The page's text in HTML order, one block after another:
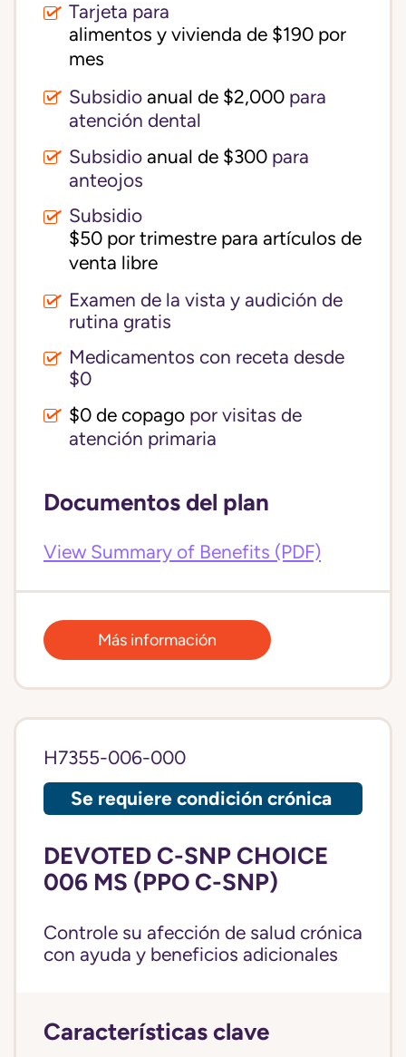
Tarjeta para
alimentos y vivienda de $190 por
mes
Subsidio anual de $2,000 para
atención dental
Subsidio anual de $300 para
anteojos
Subsidio
$50 por trimestre para artículos de
venta libre
Examen de la vista y audición de
rutina gratis
Medicamentos con receta desde
$0
$0 de copago por visitas de
atención primaria
Documentos del plan
View Summary of Benefits (PDF)
Más información
H7355-006-000
Se requiere condición crónica
DEVOTED C-SNP CHOICE
006 MS (PPO C-SNP)
Controle su afección de salud crónica
con ayuda y beneficios adicionales
Características clave